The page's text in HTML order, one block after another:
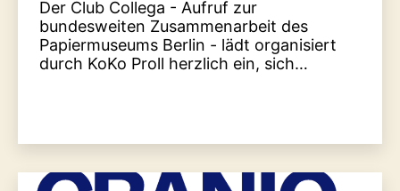
Der Club Collega - Aufruf zur
bundesweiten Zusammenarbeit des
Papiermuseums Berlin - lädt organisiert
durch KoKo Proll herzlich ein, sich…